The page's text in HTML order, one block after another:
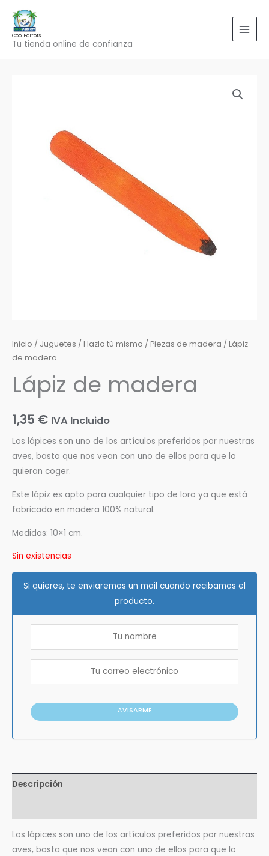
contenido
Cool Parrots
Tu tienda online de confianza
Inicio / Juguetes / Hazlo tú mismo / Piezas de madera / Lápiz
de madera
Lápiz de madera
1,35 € IVA Incluido
Los lápices son uno de los artículos preferidos por nuestras
aves, basta que nos vean con uno de ellos para que lo
quieran coger.
Este lápiz es apto para cualquier tipo de loro ya que está
fabricado en madera 100% natural.
Medidas: 10×1 cm.
Sin existencias
Si quieres, te enviaremos un mail cuando recibamos el
producto.
AVISARME
Descripción
Los lápices son uno de los artículos preferidos por nuestras
aves, basta que nos vean con uno de ellos para que lo